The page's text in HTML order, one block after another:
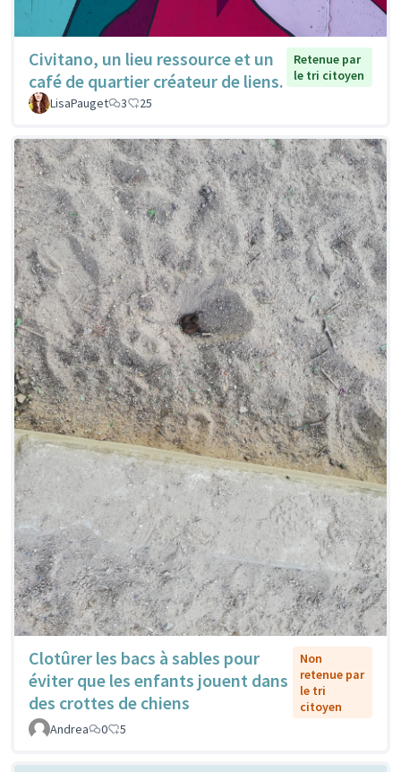
Civitano, un lieu ressource et un
café de quartier créateur de liens.
Retenue par
le tri citoyen
LisaPauget
3 25
Clotûrer les bacs à sables pour
éviter que les enfants jouent dans
des crottes de chiens
Non
retenue par
le tri
citoyen
Andrea
0 5